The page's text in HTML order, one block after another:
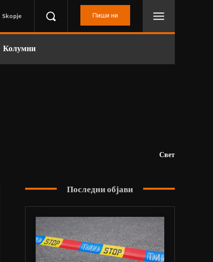
Skopje Пиши ни
Колумни
Свет
Последни објави